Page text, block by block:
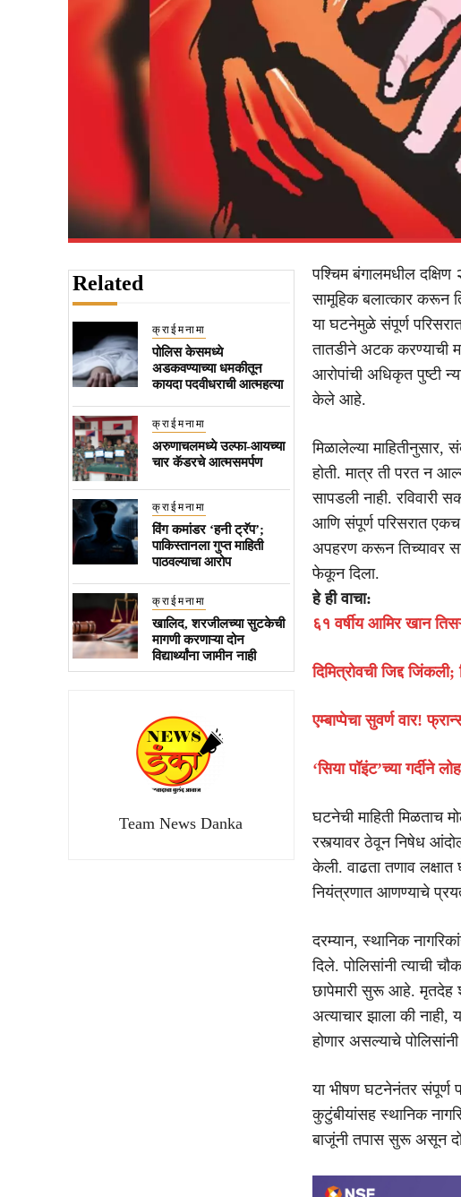
Related
क्राईमनामा
पोलिस केसमध्ये
अडकवण्याच्या धमकीतून
कायदा पदवीधराची आत्महत्या
क्राईमनामा
अरुणाचलमध्ये उल्फा-आयच्या
चार कॅडरचे आत्मसमर्पण
क्राईमनामा
विंग कमांडर ‘हनी ट्रॅप’;
पाकिस्तानला गुप्त माहिती
पाठवल्याचा आरोप
क्राईमनामा
खालिद, शरजीलच्या सुटकेची
मागणी करणाऱ्या दोन
विद्यार्थ्यांना जामीन नाही
Team News Danka
पश्चिम बंगालमधील दक्षिण
सामूहिक बलात्कार करून
या घटनेमुळे संपूर्ण
तातडीने अटक करण्याची
आरोपांची अधिकृत पुष्टी
केले आहे.
मिळालेल्या माहितीनुसार,
होती. मात्र ती परत न
सापडली नाही. रविवारी
आणि संपूर्ण परिसरात
अपहरण करून तिच्यावर
फेकून दिला.
हे ही वाचा:
६१ वर्षीय आमिर खान
दिमित्रोवची जिद्द
एम्बाप्पेचा सुवर्ण वार!
‘सिया पॉइंट’च्या गर्दीने
घटनेची माहिती मिळताच
रस्त्यावर ठेवून निषेध
केली. वाढता तणाव
नियंत्रणात आणण्याचे
दरम्यान, स्थानिक
दिले. पोलिसांनी त्याची
छापेमारी सुरू आहे. मृतदेह
अत्याचार झाला की नाही,
होणार असल्याचे
या भीषण घटनेनंतर संपूर्ण
कुटुंबीयांसह स्थानिक
बाजूंनी तपास सुरू असून